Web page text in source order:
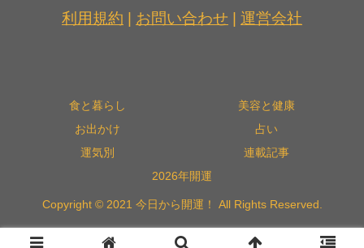
利用規約 | お問い合わせ | 運営会社
食と暮らし
美容と健康
お出かけ
占い
運気別
連載記事
2026年開運
Copyright © 2021 今日から開運！ All Rights Reserved.